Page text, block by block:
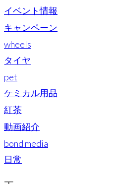
イベント情報
キャンペーン
wheels
タイヤ
pet
ケミカル用品
紅茶
動画紹介
bond media
日常